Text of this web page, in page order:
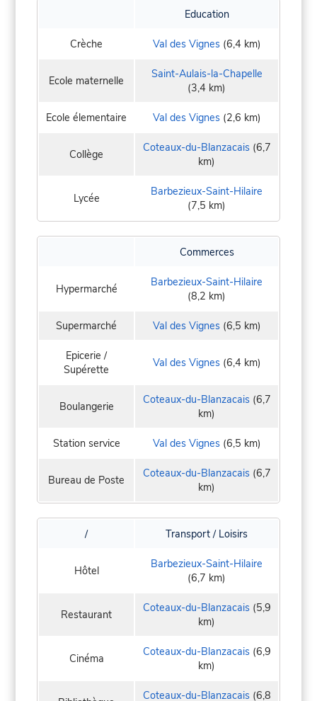
Education
Crèche Val des Vignes(6,4 km)
Ecole maternelle
Saint-Aulais-la-Chapelle
(3,4 km)
Ecole élementaire Val des Vignes(2,6 km)
Collège Coteaux-du-Blanzacais(6,7
km)
Lycée
Barbezieux-Saint-Hilaire
(7,5 km)
Commerces
Hypermarché
Barbezieux-Saint-Hilaire
(8,2 km)
Supermarché Val des Vignes(6,5 km)
Epicerie /
Supérette
Val des Vignes(6,4 km)
Boulangerie Coteaux-du-Blanzacais(6,7
km)
Station service Val des Vignes(6,5 km)
Bureau de Poste Coteaux-du-Blanzacais(6,7
km)
/ Transport / Loisirs
Hôtel
Barbezieux-Saint-Hilaire
(6,7 km)
Restaurant Coteaux-du-Blanzacais(5,9
km)
Cinéma Coteaux-du-Blanzacais(6,9
km)
Coteaux-du-Blanzacais(6,8